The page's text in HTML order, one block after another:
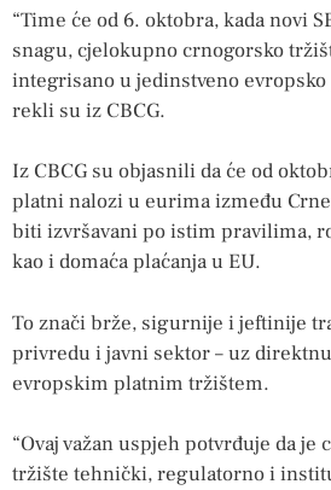
“Time će od 6. oktobra, kada novi
snagu, cjelokupno crnogorsko
integrisano u jedinstveno
rekli su iz CBCG.
Iz CBCG su objasnili da će od
platni nalozi u eurima između Crne
biti izvršavani po istim pravilima,
kao i domaća plaćanja u EU.
To znači brže, sigurnije i jeftinije
privredu i javni sektor – uz
evropskim platnim tržištem.
“Ovaj važan uspjeh potvrđuje da
tržište tehnički, regulatorno i